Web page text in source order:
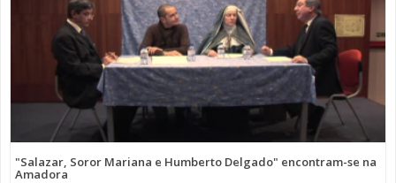
"Salazar, Soror Mariana e Humberto Delgado" encontram-se na
Amadora